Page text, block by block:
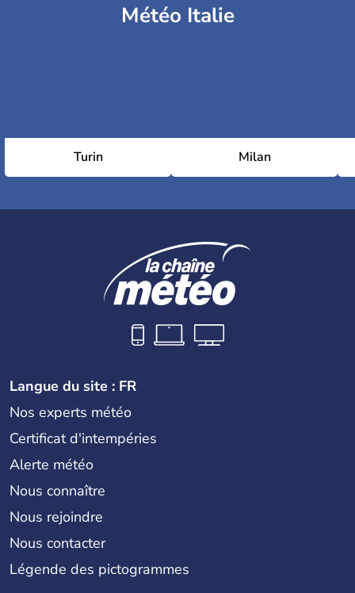
Météo Italie
Turin Milan
Langue du site : FR
Nos experts météo
Certificat d'intempéries
Alerte météo
Nous connaître
Nous rejoindre
Nous contacter
Légende des pictogrammes